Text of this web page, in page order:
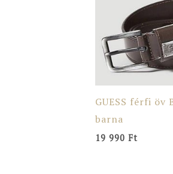
GUESS férfi öv
barna
19 990 Ft